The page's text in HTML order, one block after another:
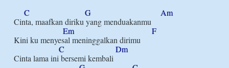
C
G
Am
Cinta, maafkan diriku yang menduakanmu
Em
F
Kini ku menyesal meninggalkan dirimu
C
Dm
Cinta lama ini bersemi kembali